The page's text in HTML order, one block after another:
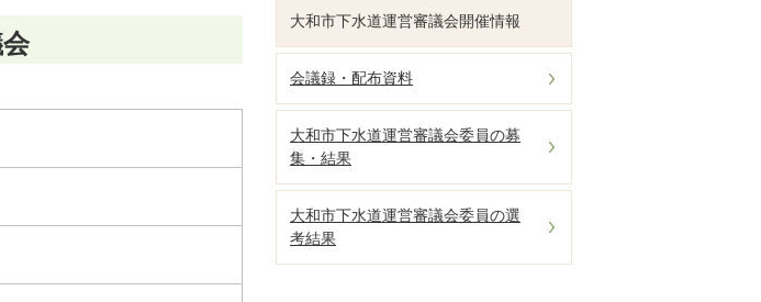
大和市下水道運営審議会開催情報
会議録・配布資料
大和市下水道運営審議会委員の募
集・結果
大和市下水道運営審議会委員の選
考結果